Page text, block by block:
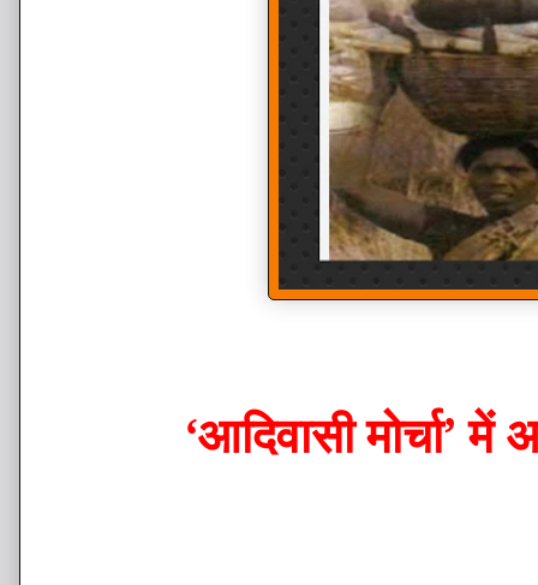
‘आदिवासी मोर्चा’